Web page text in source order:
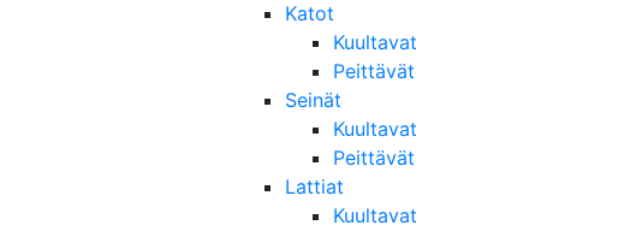
Katot
Kuultavat
Peittävät
Seinät
Kuultavat
Peittävät
Lattiat
Kuultavat